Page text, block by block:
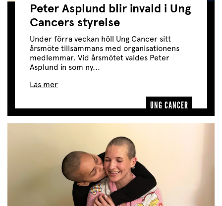
Peter Asplund blir invald i Ung
Cancers styrelse
Under förra veckan höll Ung Cancer sitt
årsmöte tillsammans med organisationens
medlemmar. Vid årsmötet valdes Peter
Asplund in som ny...
Läs mer
UNG CANCER